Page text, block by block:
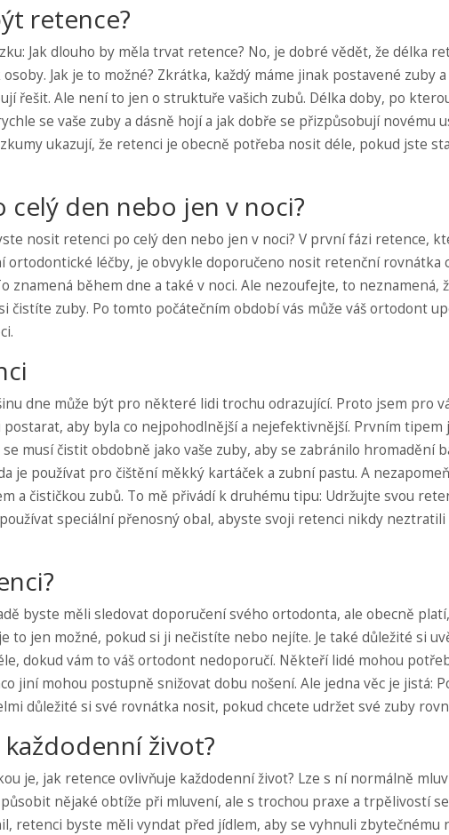
retence?
Jak dlouho by měla trvat retence? No, je dobré vědět, že délka
Jak je to možné? Zkrátka, každý máme jinak postavené zuby
řešit. Ale není to jen o struktuře vašich zubů. Délka doby, po
se vaše zuby a dásně hojí a jak dobře se přizpůsobují novému
ukazují, že retenci je obecně potřeba nosit déle, pokud jste
celý den nebo jen v noci?
nosit retenci po celý den nebo jen v noci? V první fázi retence,
ortodontické léčby, je obvykle doporučeno nosit retenční rovnátka
znamená během dne a také v noci. Ale nezoufejte, to neznamená,
čistíte zuby. Po tomto počátečním období vás může váš ortodont
dne může být pro některé lidi trochu odrazující. Proto jsem pro
aby byla co nejpohodlnější a nejefektivnější. Prvním tipem
musí čistit obdobně jako vaše zuby, aby se zabránilo hromadění
je používat pro čištění měkký kartáček a zubní pastu. A
a čističkou zubů. To mě přivádí k druhému tipu: Udržujte svou
speciální přenosný obal, abyste svoji retenci nikdy neztratili
byste měli sledovat doporučení svého ortodonta, ale obecně
to jen možné, pokud si ji nečistíte nebo nejíte. Je také důležité si
dokud vám to váš ortodont nedoporučí. Někteří lidé mohou
jiní mohou postupně snižovat dobu nošení. Ale jedna věc je jistá:
důležité si své rovnátka nosit, pokud chcete udržet své zuby
život?
je, jak retence ovlivňuje každodenní život? Lze s ní normálně
nějaké obtíže při mluvení, ale s trochou praxe a trpělivostí
retenci byste měli vyndat před jídlem, aby se vyhnuli zbytečnému